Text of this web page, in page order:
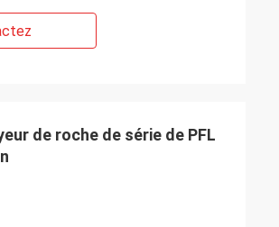
de roche de série de PFL